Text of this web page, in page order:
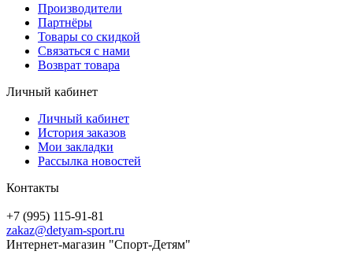
Производители
Партнёры
Товары со скидкой
Связаться с нами
Возврат товара
Личный кабинет
Личный кабинет
История заказов
Мои закладки
Рассылка новостей
Контакты
+7 (995) 115-91-81
zakaz@detyam-sport.ru
Интернет-магазин "Спорт-Детям"